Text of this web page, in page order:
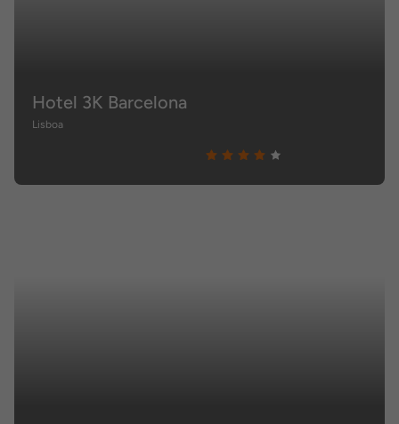
Hotel 3K Barcelona
Lisboa